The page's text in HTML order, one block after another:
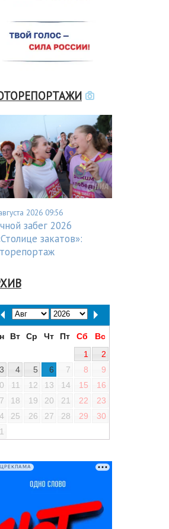
2026 09:56
забег 2026
закатов»:
Вт Ср Чт Пт Сб
Вс
1
2
3
4 5 6 7 8
9
11 12 13 14 15
16
18 19 20 21 22
23
25 26 27 28 29
30